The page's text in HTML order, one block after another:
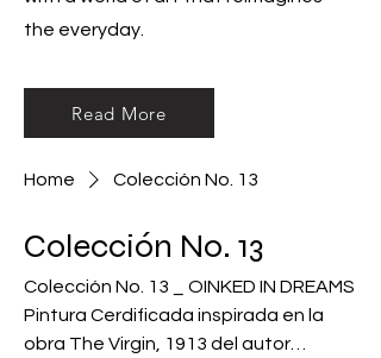
the everyday.
Read More
Home Colección No. 13
Colección No. 13
Colección No. 13 _ OINKED IN DREAMS
Pintura Cerdificada inspirada en la
obra The Virgin, 1913 del autor